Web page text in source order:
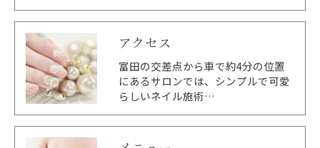
アクセス
富田の交差点から車で約4分の位置
にあるサロンでは、シンプルで可愛
らしいネイル施術…